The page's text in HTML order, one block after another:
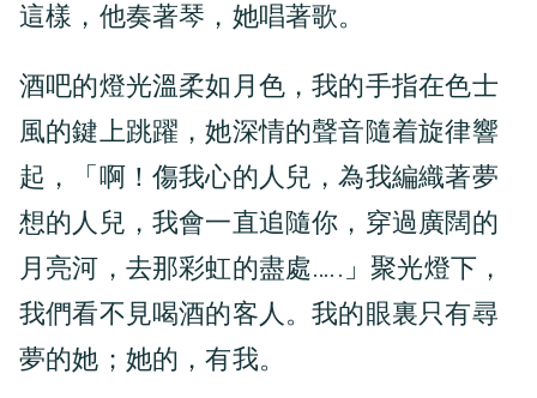
這樣，他奏著琴，她唱著歌。
酒吧的燈光溫柔如月色，我的手指在色士
風的鍵上跳躍，她深情的聲音隨着旋律響
起，「啊！傷我心的人兒，為我編織著夢
想的人兒，我會一直追隨你，穿過廣闊的
月亮河，去那彩虹的盡處…..」聚光燈下，
我們看不見喝酒的客人。我的眼裏只有尋
夢的她；她的，有我。